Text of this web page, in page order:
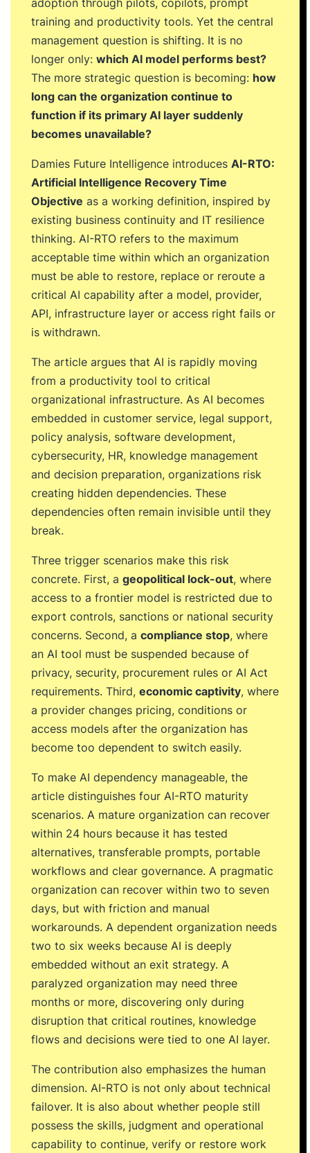
adoption through pilots, copilots, prompt
training and productivity tools. Yet the central
management question is shifting. It is no
longer only: which AI model performs best?
The more strategic question is becoming: how
long can the organization continue to
function if its primary AI layer suddenly
becomes unavailable?
Damies Future Intelligence introduces AI-RTO:
Artificial Intelligence Recovery Time
Objective as a working definition, inspired by
existing business continuity and IT resilience
thinking. AI-RTO refers to the maximum
acceptable time within which an organization
must be able to restore, replace or reroute a
critical AI capability after a model, provider,
API, infrastructure layer or access right fails or
is withdrawn.
The article argues that AI is rapidly moving
from a productivity tool to critical
organizational infrastructure. As AI becomes
embedded in customer service, legal support,
policy analysis, software development,
cybersecurity, HR, knowledge management
and decision preparation, organizations risk
creating hidden dependencies. These
dependencies often remain invisible until they
break.
Three trigger scenarios make this risk
concrete. First, a geopolitical lock-out, where
access to a frontier model is restricted due to
export controls, sanctions or national security
concerns. Second, a compliance stop, where
an AI tool must be suspended because of
privacy, security, procurement rules or AI Act
requirements. Third, economic captivity, where
a provider changes pricing, conditions or
access models after the organization has
become too dependent to switch easily.
To make AI dependency manageable, the
article distinguishes four AI-RTO maturity
scenarios. A mature organization can recover
within 24 hours because it has tested
alternatives, transferable prompts, portable
workflows and clear governance. A pragmatic
organization can recover within two to seven
days, but with friction and manual
workarounds. A dependent organization needs
two to six weeks because AI is deeply
embedded without an exit strategy. A
paralyzed organization may need three
months or more, discovering only during
disruption that critical routines, knowledge
flows and decisions were tied to one AI layer.
The contribution also emphasizes the human
dimension. AI-RTO is not only about technical
failover. It is also about whether people still
possess the skills, judgment and operational
capability to continue, verify or restore work